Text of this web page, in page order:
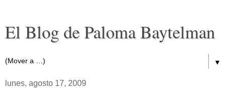
El Blog de Paloma Baytelman
▼
lunes, agosto 17, 2009